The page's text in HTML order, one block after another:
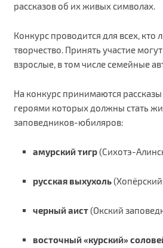
рассказов об их живых символах.
Конкурс проводится для всех, кто
творчество. Принять участие
взрослые, в том числе семейные
На конкурс принимаются
героями которых должны стать
заповедников-юбиляров:
амурский тигр(Сихотэ-
русская выхухоль
черный аист(Окский
восточный «курский»